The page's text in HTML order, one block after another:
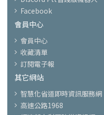
Facebook
會員中心
會員中心
收藏清單
訂閱電子報
其它網站
智慧化省道即時資訊服務網
高速公路1968